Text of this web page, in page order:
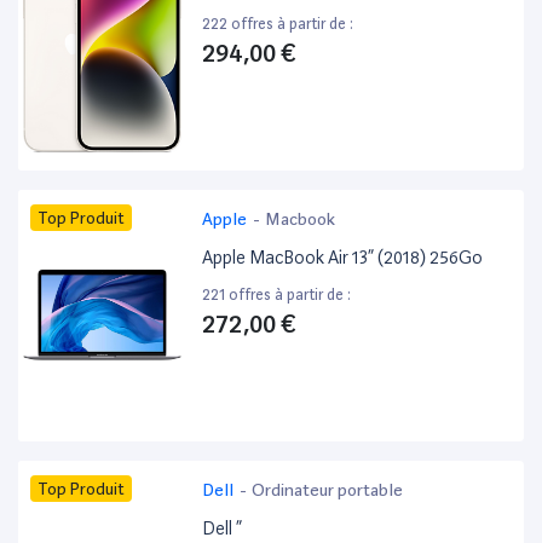
222 offres à partir de :
294,00 €
Top Produit Apple - Macbook
Apple MacBook Air 13” (2018) 256Go
221 offres à partir de :
272,00 €
Top Produit Dell - Ordinateur portable
Dell ”